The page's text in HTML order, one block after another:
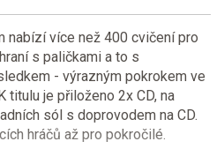
nabízí více než 400 cvičení pro
s paličkami a to s
- výrazným pokrokem ve
titulu je přiloženo 2x CD, na
sól s doprovodem na CD.
hráčů až pro pokročilé.